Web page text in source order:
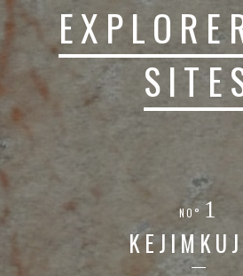
NO°